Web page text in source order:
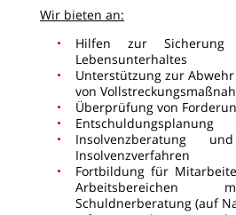
Wir bieten an:
Hilfen zur Sicherung
Lebensunterhaltes
Unterstützung zur
von
Überprüfung von
Entschuldungsplanung
Insolvenzberatung
Insolvenzverfahren
Fortbildung für
Arbeitsbereichen
Schuldnerberatung (auf